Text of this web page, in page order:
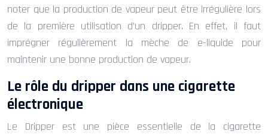
noter que la production de vapeur peut être irrégulière lors
de la première utilisation d’un dripper. En effet, il faut
imprégner régulièrement la mèche de e-liquide pour
maintenir une bonne production de vapeur.
Le rôle du dripper dans une cigarette
électronique
Le Dripper est une pièce essentielle de la cigarette